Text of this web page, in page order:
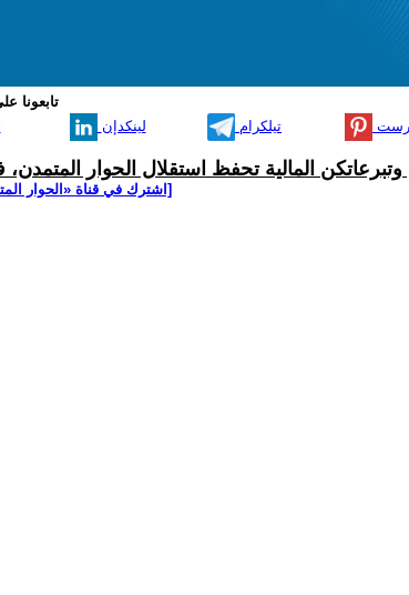
تابعونا
لينكدإن تيلكرام
وتبرعاتكن المالية تحفظ استقلال الحوار
[اشترك في قناة ‫«الحوار